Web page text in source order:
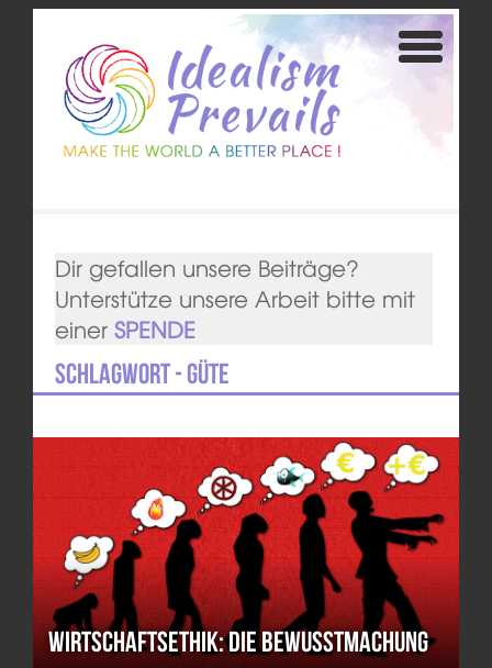
Dir gefallen unsere Beiträge?
Unterstütze unsere Arbeit bitte mit
einer SPENDE
Schlagwort - Güte
Wirtschaftsethik: die Bewusstmachung